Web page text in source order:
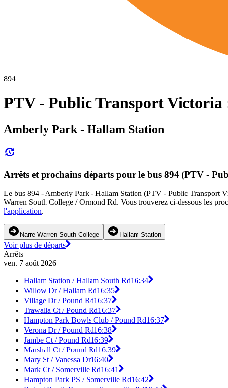
894
PTV - Public Transport Victoria
Amberly Park - Hallam Station
Arrêts et prochains départs pour le bus 894 (PTV -
Le bus 894 - Amberly Park - Hallam Station (PTV - Public Transport
Warren South College / Ormond Rd. Vous trouverez ci-dessous les
l'application.
Narre Warren South College Hallam Station
Voir plus de départs
Arrêts
ven. 7 août 2026
Hallam Station / Hallam South Rd16:34
Willow Dr / Hallam Rd16:35
Village Dr / Pound Rd16:37
Trawalla Ct / Pound Rd16:37
Hampton Park Bowls Club / Pound Rd16:37
Verona Dr / Pound Rd16:38
Jambe Ct / Pound Rd16:39
Marshall Ct / Pound Rd16:39
Mary St / Vanessa Dr16:40
Mark Ct / Somerville Rd16:41
Hampton Park PS / Somerville Rd16:42